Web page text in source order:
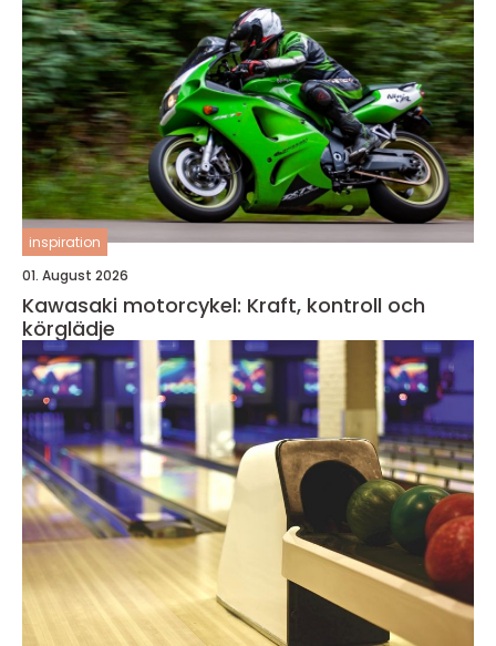
inspiration
01. August 2026
Kawasaki motorcykel: Kraft, kontroll och
körglädje